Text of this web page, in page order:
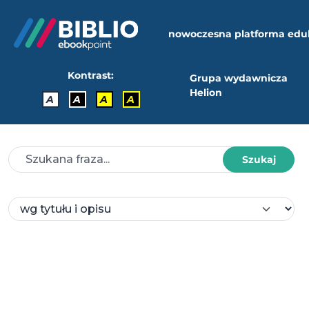
nowoczesna platforma
Kontrast:
A
A A A
Grupa wydawnicza
Helion
Szukaj